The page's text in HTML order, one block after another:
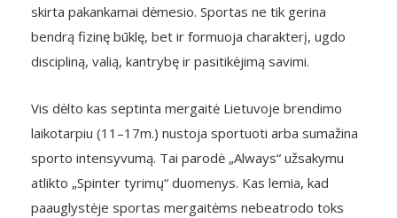
skirta pakankamai dėmesio. Sportas ne tik gerina
bendrą fizinę būklę, bet ir formuoja charakterį, ugdo
discipliną, valią, kantrybę ir pasitikėjimą savimi.
Vis dėlto kas septinta mergaitė Lietuvoje brendimo
laikotarpiu (11–17m.) nustoja sportuoti arba sumažina
sporto intensyvumą. Tai parodė „Always“ užsakymu
atlikto „Spinter tyrimų“ duomenys. Kas lemia, kad
paauglystėje sportas mergaitėms nebeatrodo toks